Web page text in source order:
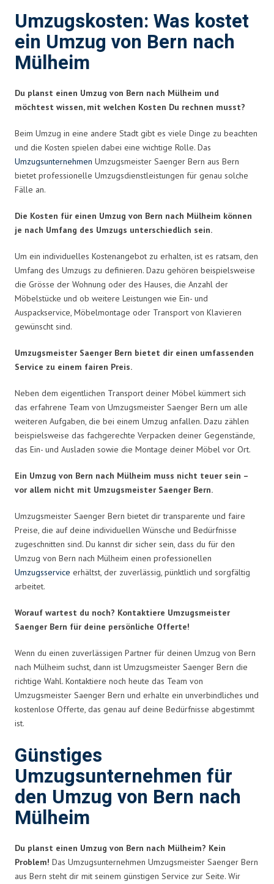
Umzugskosten: Was kostet
ein Umzug von Bern nach
Mülheim
Du planst einen Umzug von Bern nach Mülheim und
möchtest wissen, mit welchen Kosten Du rechnen musst?
Beim Umzug in eine andere Stadt gibt es viele Dinge zu beachten
und die Kosten spielen dabei eine wichtige Rolle. Das
Umzugsunternehmen Umzugsmeister Saenger Bern aus Bern
bietet professionelle Umzugsdienstleistungen für genau solche
Fälle an.
Die Kosten für einen Umzug von Bern nach Mülheim können
je nach Umfang des Umzugs unterschiedlich sein.
Um ein individuelles Kostenangebot zu erhalten, ist es ratsam, den
Umfang des Umzugs zu definieren. Dazu gehören beispielsweise
die Grösse der Wohnung oder des Hauses, die Anzahl der
Möbelstücke und ob weitere Leistungen wie Ein- und
Auspackservice, Möbelmontage oder Transport von Klavieren
gewünscht sind.
Umzugsmeister Saenger Bern bietet dir einen umfassenden
Service zu einem fairen Preis.
Neben dem eigentlichen Transport deiner Möbel kümmert sich
das erfahrene Team von Umzugsmeister Saenger Bern um alle
weiteren Aufgaben, die bei einem Umzug anfallen. Dazu zählen
beispielsweise das fachgerechte Verpacken deiner Gegenstände,
das Ein- und Ausladen sowie die Montage deiner Möbel vor Ort.
Ein Umzug von Bern nach Mülheim muss nicht teuer sein –
vor allem nicht mit Umzugsmeister Saenger Bern.
Umzugsmeister Saenger Bern bietet dir transparente und faire
Preise, die auf deine individuellen Wünsche und Bedürfnisse
zugeschnitten sind. Du kannst dir sicher sein, dass du für den
Umzug von Bern nach Mülheim einen professionellen
Umzugsservice erhältst, der zuverlässig, pünktlich und sorgfältig
arbeitet.
Worauf wartest du noch? Kontaktiere Umzugsmeister
Saenger Bern für deine persönliche Offerte!
Wenn du einen zuverlässigen Partner für deinen Umzug von Bern
nach Mülheim suchst, dann ist Umzugsmeister Saenger Bern die
richtige Wahl. Kontaktiere noch heute das Team von
Umzugsmeister Saenger Bern und erhalte ein unverbindliches und
kostenlose Offerte, das genau auf deine Bedürfnisse abgestimmt
ist.
Günstiges
Umzugsunternehmen für
den Umzug von Bern nach
Mülheim
Du planst einen Umzug von Bern nach Mülheim? Kein
Problem! Das Umzugsunternehmen Umzugsmeister Saenger Bern
aus Bern steht dir mit seinem günstigen Service zur Seite. Wir